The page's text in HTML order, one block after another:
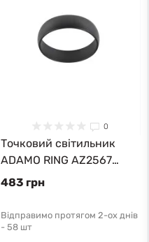
0
Точковий світильник
ADAMO RING AZ2567
Azzardo
483 грн
Відправимо протягом 2-ох днів
- 58 шт